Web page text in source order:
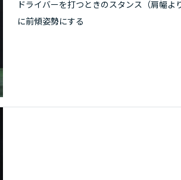
ドライバーを打つときのスタンス（肩幅
に前傾姿勢にする